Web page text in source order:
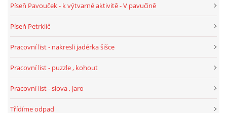
POHYBOVÉ AKTIVITY NA TÉMA JARO
BÁSNĚ K TÉMATU LÉTO
Píseň Pavouček - k výtvarné aktivitě - V pavučině
Píseň Petrklíč
Pracovní list - nakresli jadérka šišce
Pracovní list - puzzle , kohout
Pracovní list - slova , jaro
Třídíme odpad